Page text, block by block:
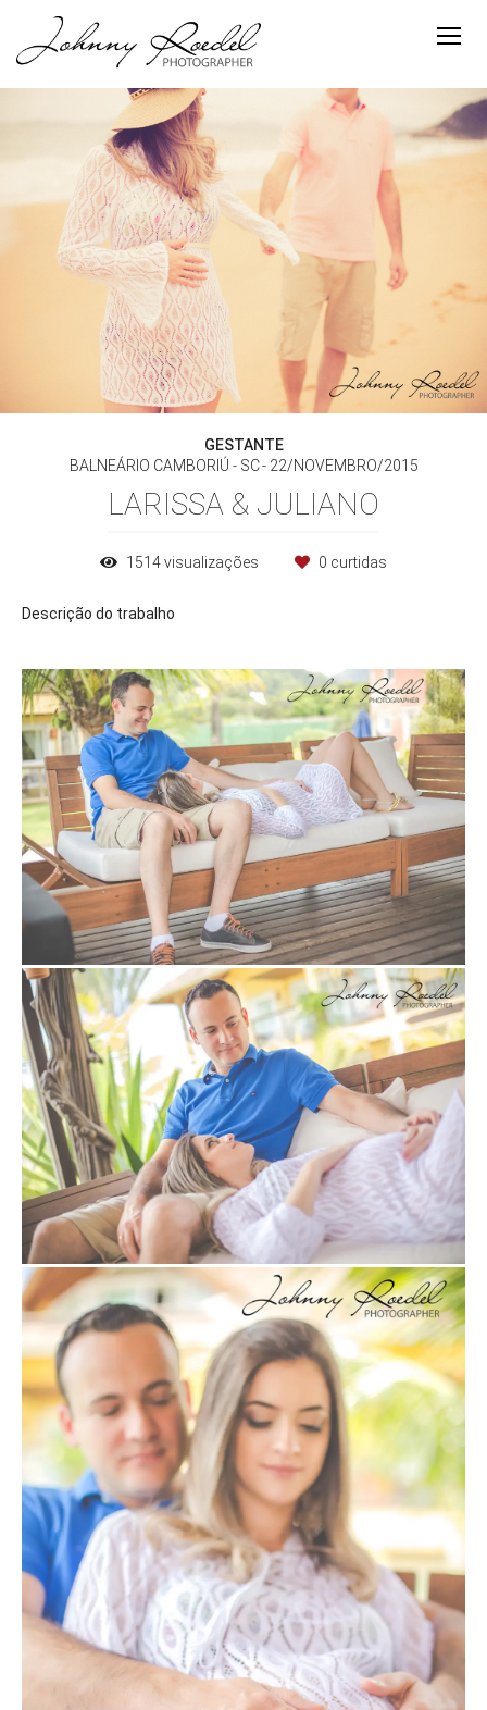
GESTANTE
BALNEÁRIO CAMBORIÚ - SC
22/NOVEMBRO/2015
LARISSA & JULIANO
1514visualizações 0 curtidas
Descrição do trabalho